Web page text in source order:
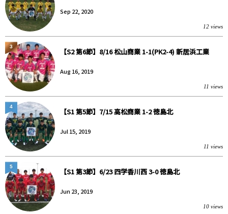
Sep 22, 2020
12 views
【S2 第6節】8/16 松山商業 1-1(PK2-4) 新居浜工業
Aug 16, 2019
11 views
3
【S1 第5節】7/15 高松商業 1-2 徳島北
Jul 15, 2019
11 views
4
【S1 第3節】6/23 四学香川西 3-0 徳島北
Jun 23, 2019
10 views
5